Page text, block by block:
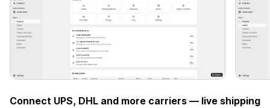
Connect UPS, DHL and more carriers — live shipping